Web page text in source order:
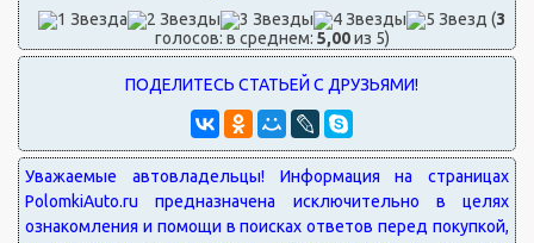
(3
голосов: в среднем: 5,00из 5)